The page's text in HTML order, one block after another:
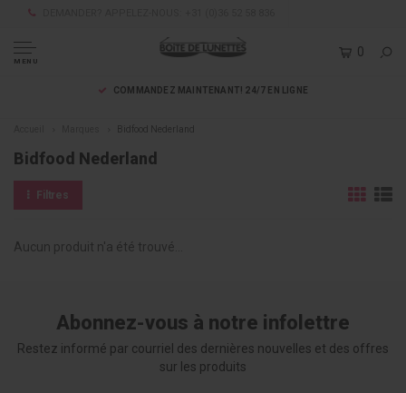
MENU
0
COMMANDEZ MAINTENANT! 24/7 EN LIGNE
Bidfood Nederland
Bidfood Nederland
Filtres
Aucun produit n'a été trouvé...
Abonnez-vous à notre infolettre
Restez informé par courriel des dernières nouvelles et des offres
sur les produits